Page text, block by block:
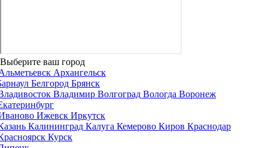
Выберите ваш город
Архангельск
Белгород Брянск
Владимир Волгоград Вологда Воронеж
Ижевск Иркутск
Калининград Калуга Кемерово Киров Краснодар
Курск